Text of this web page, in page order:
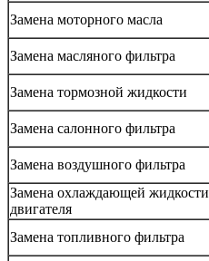
Замена моторного масла
Замена масляного фильтра
Замена тормозной жидкости
Замена салонного фильтра
Замена воздушного фильтра
Замена охлаждающей жидкости
двигателя
Замена топливного фильтра